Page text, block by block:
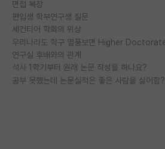
면접 복장
편입생 학부연구생 질문
세컨티어 학회의 위상
연구실 후배와의 관계
석사 1학기부터 원래 논문 작성을 하나요?
공부 못했는데 논문실적은 좋은 사람을 싫어함?